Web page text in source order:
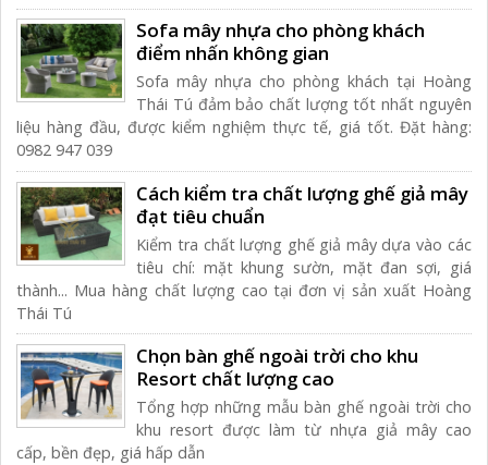
Sofa mây nhựa cho phòng khách
điểm nhấn không gian
Sofa mây nhựa cho phòng khách tại Hoàng
Thái Tú đảm bảo chất lượng tốt nhất nguyên
liệu hàng đầu, được kiểm nghiệm thực tế, giá tốt. Đặt hàng:
0982 947 039
Cách kiểm tra chất lượng ghế giả mây
đạt tiêu chuẩn
Kiểm tra chất lượng ghế giả mây dựa vào các
tiêu chí: mặt khung sườn, mặt đan sợi, giá
thành... Mua hàng chất lượng cao tại đơn vị sản xuất Hoàng
Thái Tú
Chọn bàn ghế ngoài trời cho khu
Resort chất lượng cao
Tổng hợp những mẫu bàn ghế ngoài trời cho
khu resort được làm từ nhựa giả mây cao
cấp, bền đẹp, giá hấp dẫn